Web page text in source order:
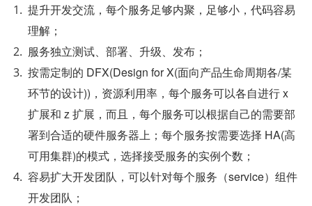
提升开发交流，每个服务足够内聚，足够小，代码容易
理解；
服务独立测试、部署、升级、发布；
按需定制的 DFX(Design for X(面向产品生命周期各/某
环节的设计))，资源利用率，每个服务可以各自进行 x
扩展和 z 扩展，而且，每个服务可以根据自己的需要部
署到合适的硬件服务器上；每个服务按需要选择 HA(高
可用集群)的模式，选择接受服务的实例个数；
容易扩大开发团队，可以针对每个服务（service）组件
开发团队；